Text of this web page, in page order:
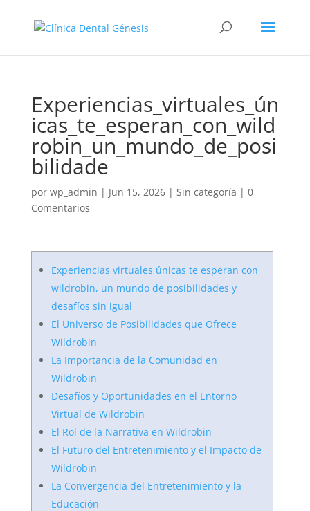
Experiencias_virtuales_ún
icas_te_esperan_con_wild
robin_un_mundo_de_posi
bilidade
por wp_admin | Jun 15, 2026| Sin categoría | 0
Comentarios
Experiencias virtuales únicas te esperan con
wildrobin, un mundo de posibilidades y
desafíos sin igual
El Universo de Posibilidades que Ofrece
Wildrobin
La Importancia de la Comunidad en
Wildrobin
Desafíos y Oportunidades en el Entorno
Virtual de Wildrobin
El Rol de la Narrativa en Wildrobin
El Futuro del Entretenimiento y el Impacto de
Wildrobin
La Convergencia del Entretenimiento y la
Educación